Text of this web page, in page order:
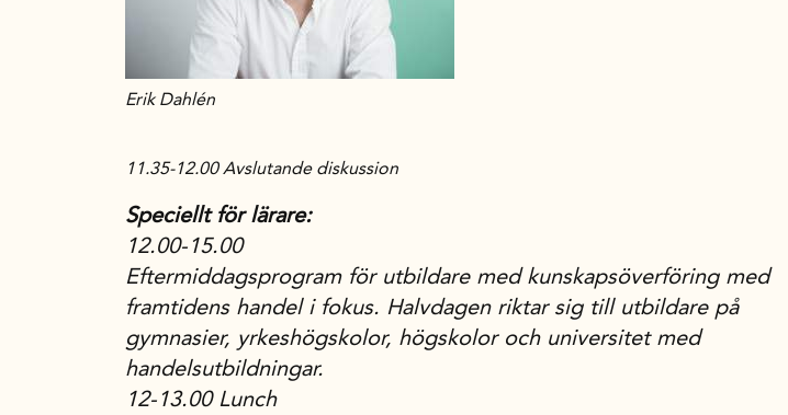
Erik Dahlén
11.35-12.00 Avslutande diskussion
Speciellt för lärare:
12.00-15.00
Eftermiddagsprogram för utbildare med kunskapsöverföring med
framtidens handel i fokus. Halvdagen riktar sig till utbildare på
gymnasier, yrkeshögskolor, högskolor och universitet med
handelsutbildningar.
12-13.00 Lunch